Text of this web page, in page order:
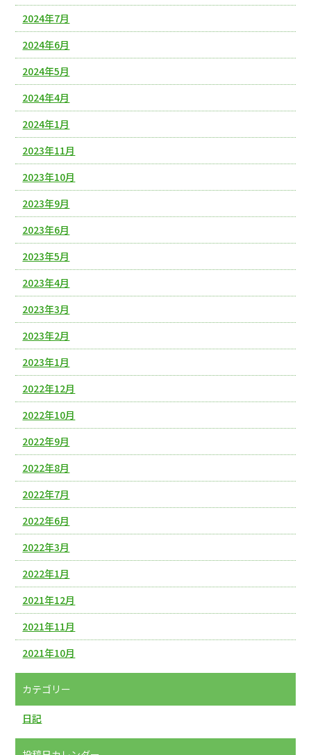
2024年7月
2024年6月
2024年5月
2024年4月
2024年1月
2023年11月
2023年10月
2023年9月
2023年6月
2023年5月
2023年4月
2023年3月
2023年2月
2023年1月
2022年12月
2022年10月
2022年9月
2022年8月
2022年7月
2022年6月
2022年3月
2022年1月
2021年12月
2021年11月
2021年10月
カテゴリー
日記